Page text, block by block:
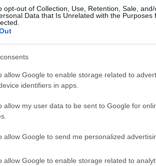
opt-out of Collection, Use, Retention, Sale,
Data that Is Unrelated with the Purposes
allow Google to enable storage related to
identifiers in apps.
allow my user data to be sent to Google for
allow Google to send me personalized
allow Google to enable storage related to
Gli stralli in calcestruzzo
analoghi (sul lago di
hanno mostrato una
di questo tipo dipende
“stato di salute” degli stralli.
degli stralli è stata oggetto di
di rinforzo, ma il tratto crollato è
di elementi che hanno indotto a
le medesime cure sugli altri,